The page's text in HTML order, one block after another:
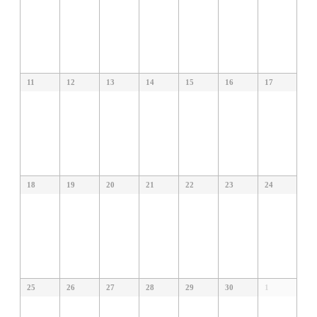
11 12 13 14 15 16 17
18 19 20 21 22 23 24
25 26 27 28 29 30 1